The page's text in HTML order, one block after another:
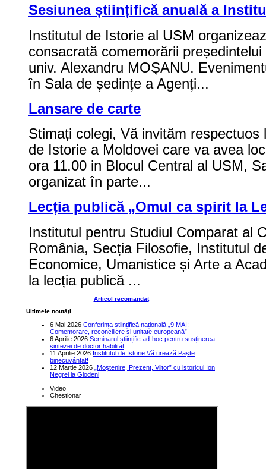
Sesiunea științifică anuală a
Institutul de Istorie al USM
consacrată comemorării
univ. Alexandru MOȘANU.
în Sala de ședințe a Agenți...
Lansare de carte
Stimați colegi, Vă invităm
de Istorie a Moldovei care va avea
ora 11.00 in Blocul Central al USM,
organizat în parte...
Lecția publică „Omul ca spirit la
Institutul pentru Studiul Comparat al
România, Secția Filosofie, Institutul
Economice, Umanistice și Arte a
la lecția publică ...
Articol recomandat
Ultimele noutăţi
6 Mai 2026 Conferința științifică națională „9 MAI:
Comemorare, reconciliere și unitate europeană”
6 Aprilie 2026 Seminarul științific ad-hoc pentru susținerea
sintezei de doctor habilitat
11 Aprilie 2026 Institutul de Istorie Vă urează Paște
binecuvântat!
12 Martie 2026
„Moștenire, Prezent, Viitor” cu istoricul Ion
Negrei la Glodeni
Video
Chestionar